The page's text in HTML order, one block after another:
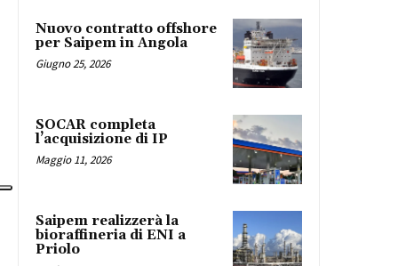
Nuovo contratto offshore
per Saipem in Angola
Giugno 25, 2026
SOCAR completa
l’acquisizione di IP
Maggio 11, 2026
Saipem realizzerà la
bioraffineria di ENI a
Priolo